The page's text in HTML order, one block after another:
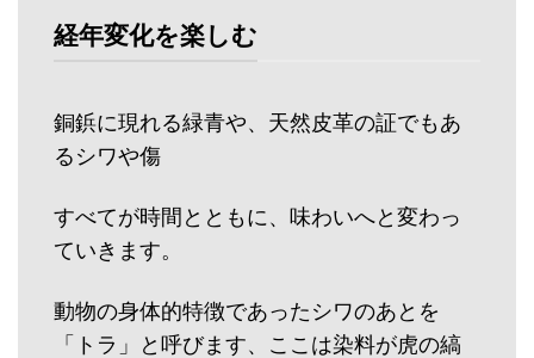
経年変化を楽しむ
銅鋲に現れる緑青や、天然皮革の証でもあ
るシワや傷
すべてが時間とともに、味わいへと変わっ
ていきます。
動物の身体的特徴であったシワのあとを
「トラ」と呼びます、ここは染料が虎の縞